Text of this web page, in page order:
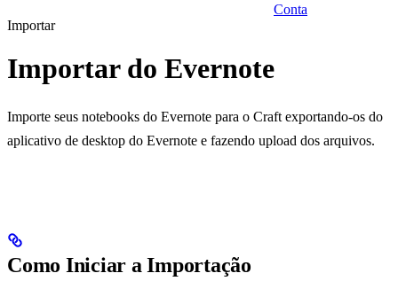
Conta
Importar
Importar do Evernote
Importe seus notebooks do Evernote para o Craft exportando-os do
aplicativo de desktop do Evernote e fazendo upload dos arquivos.
Como Iniciar a Importação